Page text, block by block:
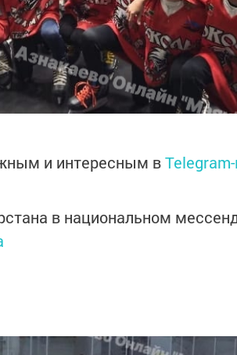
и интересным в
в национальном